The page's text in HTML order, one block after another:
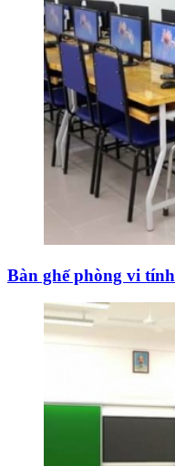
Bàn ghế phòng vi tính